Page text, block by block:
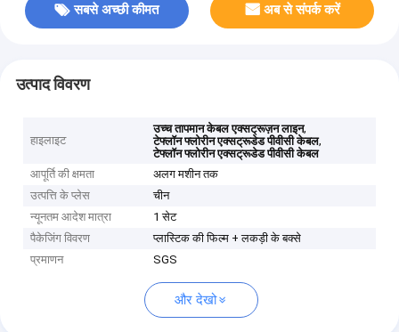
सबसे अच्छी कीमत अब से संपर्क करें
उत्पाद विवरण
हाइलाइट
उच्च तापमान केबल एक्सट्रूज़न लाइन,
टेफ्लॉन फ्लोरीन एक्सट्रूडेड पीवीसी केबल,
टेफ्लॉन फ्लोरीन एक्सट्रूडेड पीवीसी केबल
आपूर्ति की क्षमता
अलग मशीन तक
उत्पत्ति के प्लेस
चीन
न्यूनतम आदेश मात्रा
1 सेट
पैकेजिंग विवरण
प्लास्टिक की फिल्म + लकड़ी के बक्से
प्रमाणन
SGS
और देखो